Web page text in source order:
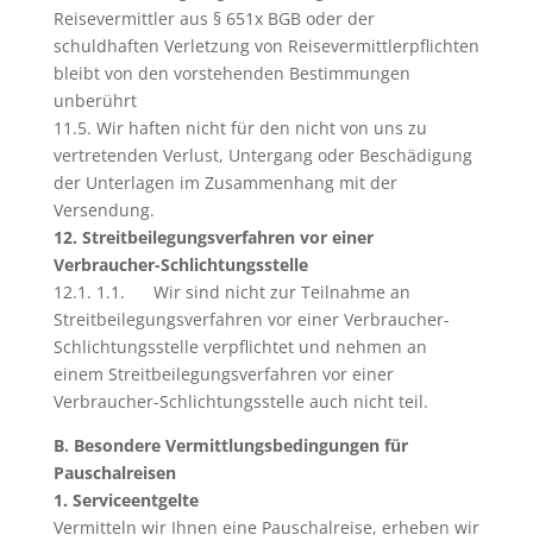
Reisevermittler aus § 651x BGB oder der
schuldhaften Verletzung von Reisevermittlerpflichten
bleibt von den vorstehenden Bestimmungen
unberührt
11.5. Wir haften nicht für den nicht von uns zu
vertretenden Verlust, Untergang oder Beschädigung
der Unterlagen im Zusammenhang mit der
Versendung.
12. Streitbeilegungsverfahren vor einer
Verbraucher-Schlichtungsstelle
12.1. 1.1. Wir sind nicht zur Teilnahme an
Streitbeilegungsverfahren vor einer Verbraucher-
Schlichtungsstelle verpflichtet und nehmen an
einem Streitbeilegungsverfahren vor einer
Verbraucher-Schlichtungsstelle auch nicht teil.
B. Besondere Vermittlungsbedingungen für
Pauschalreisen
1. Serviceentgelte
Vermitteln wir Ihnen eine Pauschalreise, erheben wir